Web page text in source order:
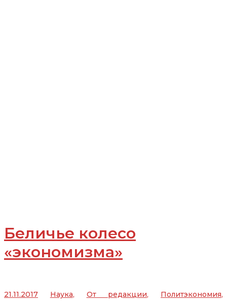
Беличье колесо
«экономизма»
21.11.2017 Наука, От редакции, Политэкономия,